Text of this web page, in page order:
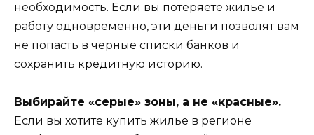
необходимость. Если вы потеряете жилье и
работу одновременно, эти деньги позволят вам
не попасть в черные списки банков и
сохранить кредитную историю.
Выбирайте «серые» зоны, а не «красные».
Если вы хотите купить жилье в регионе